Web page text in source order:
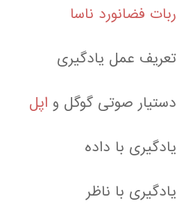
ربات فضانورد ناسا
تعریف عمل یادگیری
دستیار صوتی گوگل و اپل
یادگیری با داده
یادگیری با ناظر